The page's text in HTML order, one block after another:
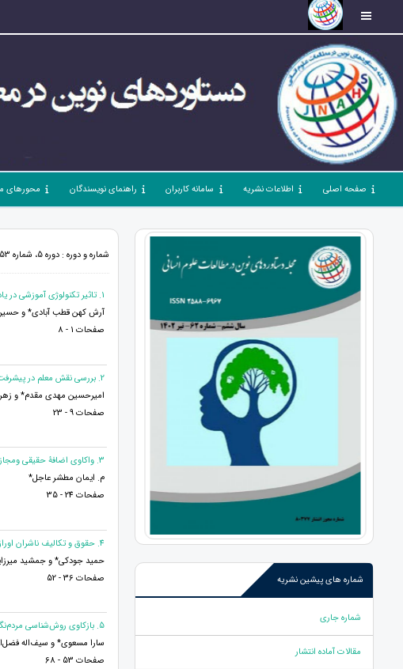
صفحه اصلی اطلاعات نشریه سامانه کاربران راهنمای نویسندگان محورهای
شماره های پیشین نشریه
شماره جاری
مقالات آماده انتشار
شماره و دوره : دوره 5، شماره 53، مهر 1401، صفحات 1 - 126
1. تاثیر تکنولوژی آموزشی در یادگیری
آرش کهن قطب آبادی* و
صفحات 1 - 8
2. بررسی نقش معلم در پیشرفت تحصیلی و یادگیری دانش آموزان
امیرحسین مهدی مقدم* و
صفحات 9 - 23
3. واكاوى اضافۀ حقیقی ومجازی در شعر فارسی
م. ايمان مطشر عاجل*
صفحات 24 - 35
4. حقوق و تکالیف ناشران اوراق بهادار
حمید جودکی* و جمشید
صفحات 36 - 52
5. بازکاوی روش‌شناسی مردم‌نگاری به‌عنوان رویکردی کیفی
سارا مسعوی* و سیف‌اله
صفحات 53 - 68